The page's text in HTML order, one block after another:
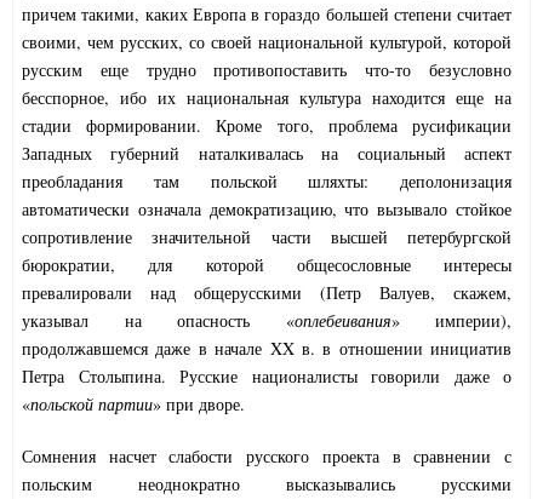
причем такими, каких Европа в гораздо большей степени считает
своими, чем русских, со своей национальной культурой, которой
русским еще трудно противопоставить что-то безусловно
бесспорное, ибо их национальная культура находится еще на
стадии формировании. Кроме того, проблема русификации
Западных губерний наталкивалась на социальный аспект
преобладания там польской шляхты: деполонизация
автоматически означала демократизацию, что вызывало стойкое
сопротивление значительной части высшей петербургской
бюрократии, для которой общесословные интересы
превалировали над общерусскими (Петр Валуев, скажем,
указывал на опасность «оплебеивания» империи),
продолжавшемся даже в начале XX в. в отношении инициатив
Петра Столыпина. Русские националисты говорили даже о
«польской партии» при дворе.
Сомнения насчет слабости русского проекта в сравнении с
польским неоднократно высказывались русскими